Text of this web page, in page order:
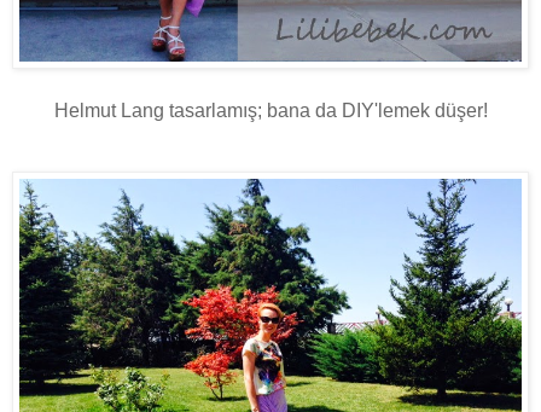
Helmut Lang tasarlamış; bana da DIY'lemek düşer!